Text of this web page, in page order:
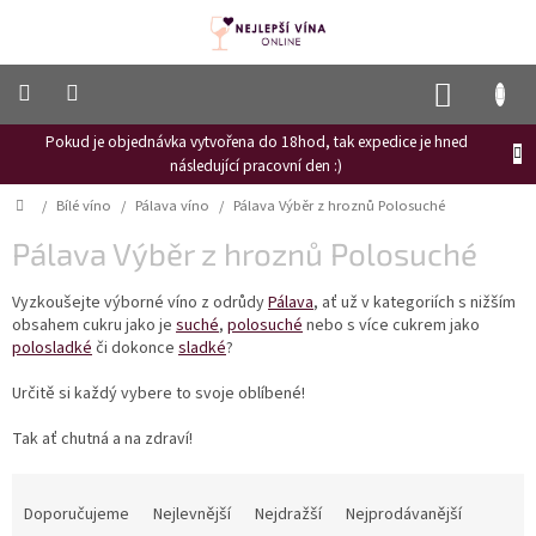
Pokud je objednávka vytvořena do 18hod, tak expedice je hned
následující pracovní den :)
Frizzante
Růžové
víno
Hroznový
Naši
vinaři
Vinné
Červené
Domů
/ Bílé víno / Pálava víno / Pálava Výběr z hroznů Polosuché
Pálava Výběr z hroznů Polosuché
Vyzkoušejte výborné víno z odrůdyPálava, ať už v kategoriích s nižším
obsahem cukru jako je suché, polosuché nebo s více cukrem jako
polosladké či dokonce sladké?
Určitě si každý vybere to svoje oblíbené!
Tak ať chutná a na zdraví!
Doporučujeme Nejlevnější Nejdražší
Nejprodávanější